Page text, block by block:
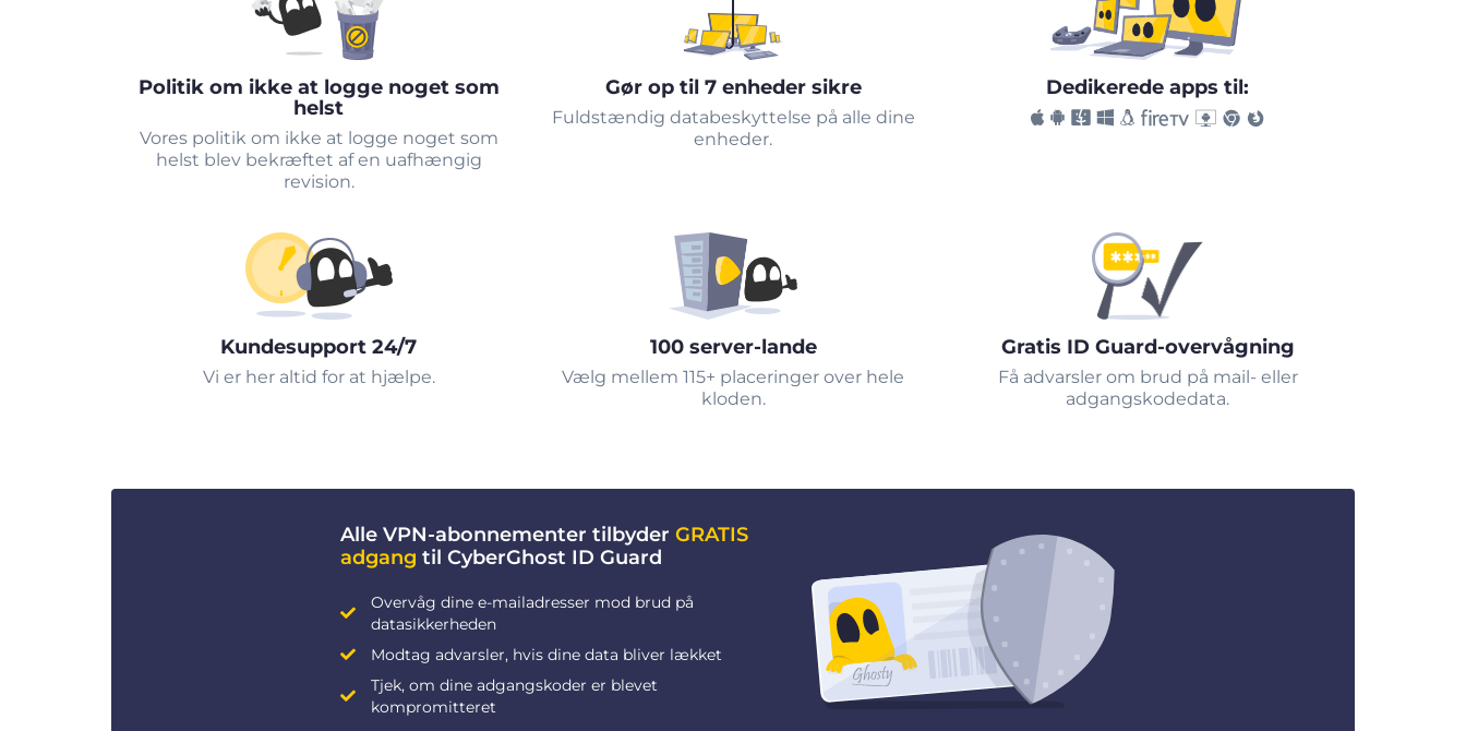
Politik om ikke at logge noget som
helst
Vores politik om ikke at logge noget som
helst blev bekræftet af en uafhængig
revision.
Gør op til 7 enheder sikre
Fuldstændig databeskyttelse på alle dine
enheder.
Dedikerede apps til:
Kundesupport 24/7
Vi er her altid for at hjælpe.
100 server-lande
Vælg mellem 115+ placeringer over hele
kloden.
Gratis ID Guard-overvågning
Få advarsler om brud på mail- eller
adgangskodedata.
Alle VPN-abonnementer tilbyder GRATIS
adgang til CyberGhost ID Guard
Overvåg dine e-mailadresser mod brud på
datasikkerheden
Modtag advarsler, hvis dine data bliver lækket
Tjek, om dine adgangskoder er blevet
kompromitteret